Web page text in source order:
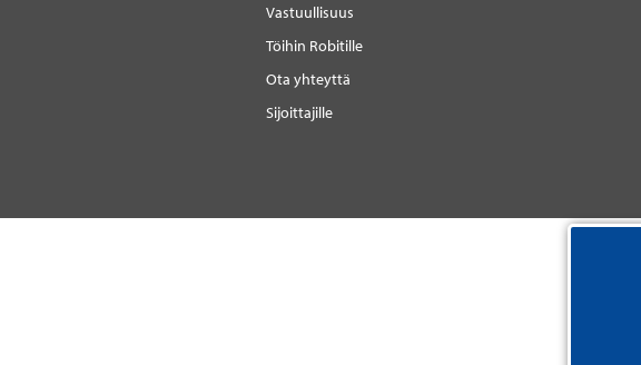
Vastuullisuus
Töihin Robitille
Ota yhteyttä
Sijoittajille